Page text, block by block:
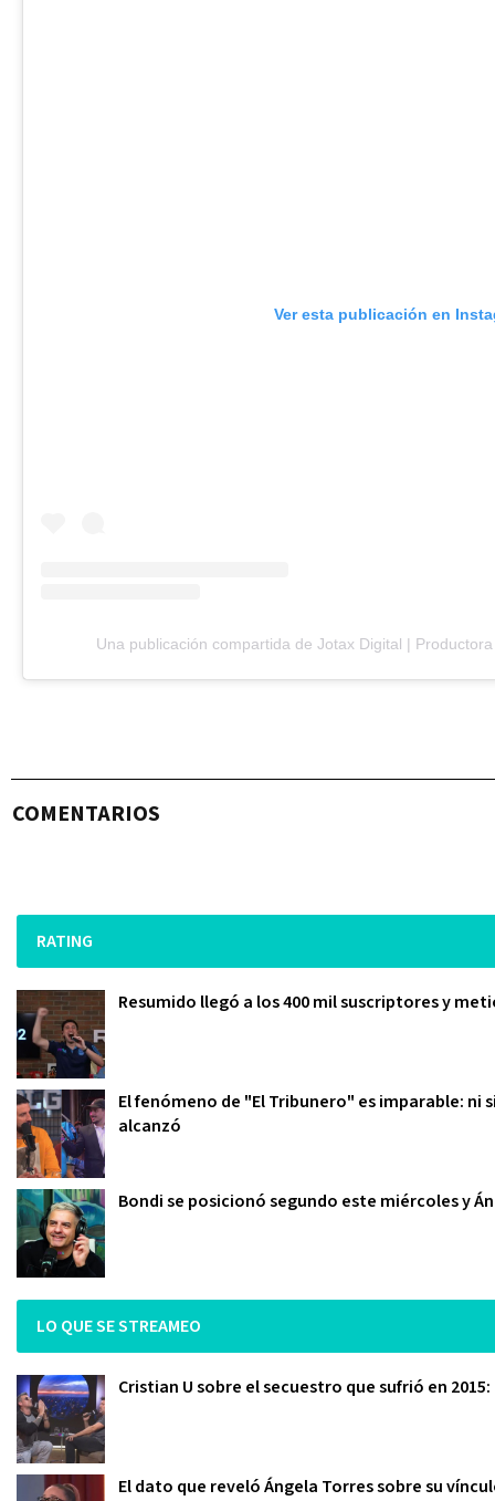
Ver esta publicación en
Una publicación compartida de Jotax Digital |
COMENTARIOS
RATING
Resumido llegó a los 400 mil suscriptores y
El fenómeno de "El Tribunero" es imparable: ni
alcanzó
Bondi se posicionó segundo este miércoles y
LO QUE SE STREAMEO
Cristian U sobre el secuestro que sufrió en
El dato que reveló Ángela Torres sobre su